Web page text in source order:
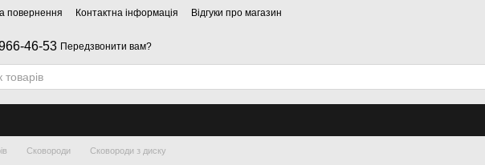
повернення Контактна інформація Відгуки про магазин
46-53 Передзвонити вам?
Сковороди Сковороди з диску